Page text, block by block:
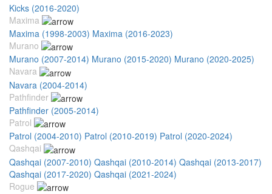
Kicks (2016-2020)
Maxima
Maxima (1998-2003) Maxima (2016-2023)
Murano
Murano (2007-2014) Murano (2015-2020) Murano (2020-2025)
Navara
Navara (2004-2014)
Pathfinder
Pathfinder (2005-2014)
Patrol
Patrol (2004-2010) Patrol (2010-2019) Patrol (2020-2024)
Qashqai
Qashqai (2007-2010) Qashqai (2010-2014) Qashqai (2013-2017)
Qashqai (2017-2020) Qashqai (2021-2024)
Rogue